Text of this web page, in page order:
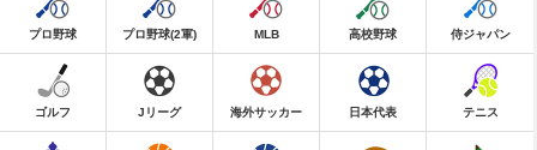
プロ野球 プロ野球(2軍) MLB 高校野球 侍ジャパン
ゴルフ Jリーグ 海外サッカー 日本代表 テニス